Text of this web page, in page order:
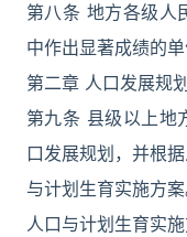
第八条 地方各级人
中作出显著成绩的
第二章 人口发展规
第九条 县级以上地
口发展规划，并根
与计划生育实施方案
人口与计划生育实